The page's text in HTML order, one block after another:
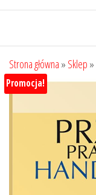
Strona główna » Sklep »
Promocja!